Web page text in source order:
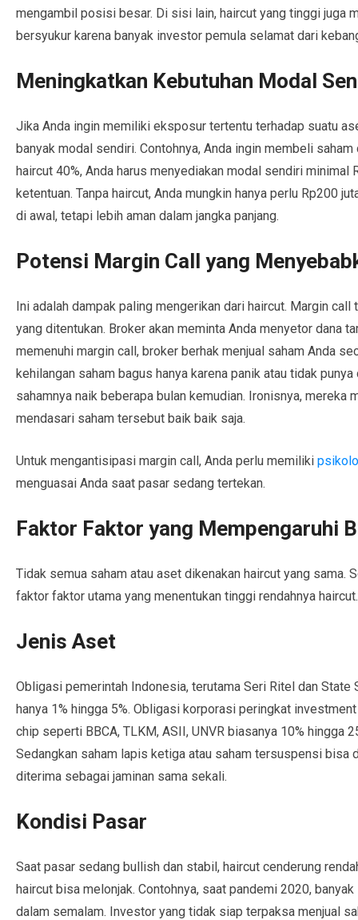
mengambil posisi besar. Di sisi lain, haircut yang tinggi juga
bersyukur karena banyak investor pemula selamat dari
Meningkatkan Kebutuhan Modal
Jika Anda ingin memiliki eksposur tertentu terhadap suatu
banyak modal sendiri. Contohnya, Anda ingin membeli
haircut 40%, Anda harus menyediakan modal sendiri minimal
ketentuan. Tanpa haircut, Anda mungkin hanya perlu Rp200
di awal, tetapi lebih aman dalam jangka panjang.
Potensi Margin Call yang
Ini adalah dampak paling mengerikan dari haircut. Margin
yang ditentukan. Broker akan meminta Anda menyetor dana
memenuhi margin call, broker berhak menjual saham Anda
kehilangan saham bagus hanya karena panik atau tidak
sahamnya naik beberapa bulan kemudian. Ironisnya, mereka
mendasari saham tersebut baik baik saja.
Untuk mengantisipasi margin call, Anda perlu memiliki
menguasai Anda saat pasar sedang tertekan.
Faktor Faktor yang Mempengaruhi
Tidak semua saham atau aset dikenakan haircut yang sama.
faktor faktor utama yang menentukan tinggi rendahnya haircut.
Jenis Aset
Obligasi pemerintah Indonesia, terutama Seri Ritel dan
hanya 1% hingga 5%. Obligasi korporasi peringkat
chip seperti BBCA, TLKM, ASII, UNVR biasanya 10% hingga
Sedangkan saham lapis ketiga atau saham tersuspensi bisa
diterima sebagai jaminan sama sekali.
Kondisi Pasar
Saat pasar sedang bullish dan stabil, haircut cenderung
haircut bisa melonjak. Contohnya, saat pandemi 2020,
dalam semalam. Investor yang tidak siap terpaksa menjual